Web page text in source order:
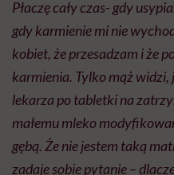
Płaczę cały czas- gdy
gdy karmienie mi nie
kobiet, że przesadzam i że
karmienia. Tylko mąż widzi,
lekarza po tabletki na
małemu mleko
gębą. Że nie jestem taką
zadaje sobie pytanie –